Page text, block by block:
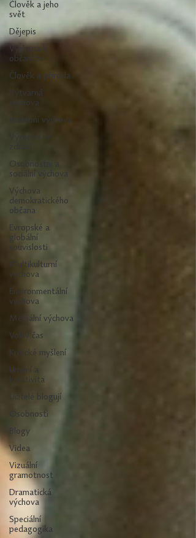
Člověk a jeho
svět
Dějepis
Výchova k
občanství
Člověk a příroda
Výtvarná
výchova
Hudební výchova
Výchova ke
Osobnostní a
sociální výchova
Výchova
demokratického
občana
Evropské a
globální
souvislosti
Multikulturní
výchova
Environmentální
výchova
Mediální výchova
Volný čas
Kritické myšlení
Umění a
kreativita
Učitelé blogují
Osobnosti
Blogy
Videa
Vizuální
gramotnost
Dramatická
výchova
Speciální
pedagogika